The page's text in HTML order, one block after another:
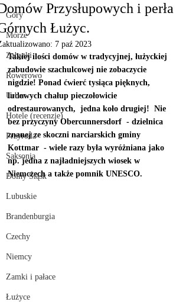
Góry
Morze
Zabytki
Rowerowo
Urbex
Hotele (recenzje)
Przyroda
Saksonia
Dolny Śląsk
Lubuskie
Brandenburgia
Czechy
Niemcy
Zamki i pałace
Łużyce
Przysłupowych i perła
Łużyc.
7 paź 2023
Takiej ilości domów w tradycyjnej, łużyckiej
zabudowie szachulcowej nie zobaczycie
nigdzie! Ponad ćwierć tysiąca pięknych,
ludowych chałup pieczołowicie
odrestaurowanych,  jedna koło drugiej!  Nie
bez przyczyny Obercunnersdorf  - dzielnica
znanej ze skoczni narciarskich gminy
Kottmar  - wiele razy była wyróżniana jako
np. jedna z najładniejszych wiosek w
Niemczech a także pomnik UNESCO.